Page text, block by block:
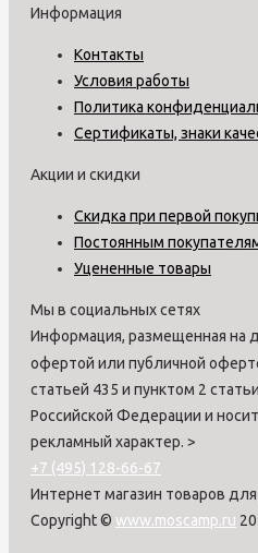
Информация
Контакты
Условия работы
Политика
Сертификаты, знаки
Акции и скидки
Скидка при первой
Постоянным
Уцененные товары
Мы в социальных сетях
Информация, размещенная на
офертой или публичной
статьей 435 и пунктом 2
Российской Федерации и
рекламный характер. >
+7 (495) 128-66-67
Интернет магазин товаров
Copyright © www.moscamp.ru